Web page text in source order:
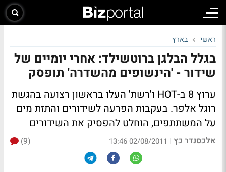
ראשי בארץ
בגלל הבלגן ברוטשילד: אחרי יומיים של
שידור - 'הינשופים מהשדרה' תופסק
ערוץ 8 ב-HOT ו'רשת' העלו בראשון רצועה בהגשת
רוגל אלפר. בעקבות הפרעה לשידורים והתזת מים
על המשתתפים, הוחלט להפסיק את השידורים
אלכסנדר כץ |
02/08/2011 13:46
(9)